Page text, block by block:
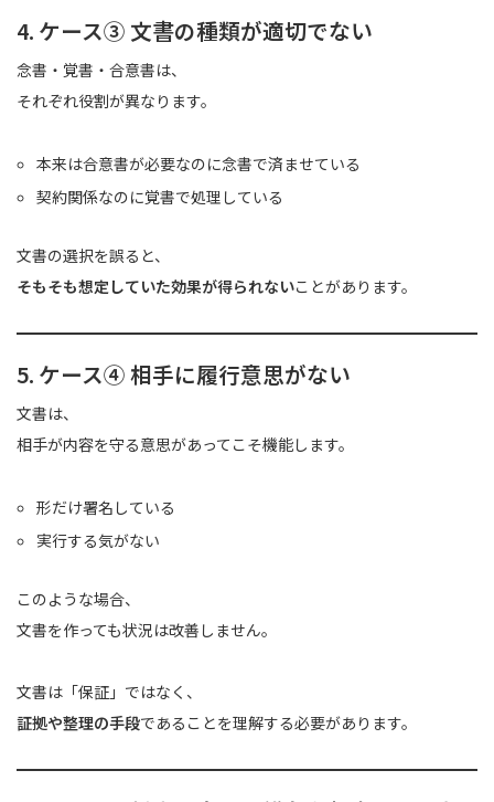
4. ケース③ 文書の種類が適切でない
念書・覚書・合意書は、
それぞれ役割が異なります。
本来は合意書が必要なのに念書で済ませている
契約関係なのに覚書で処理している
文書の選択を誤ると、
そもそも想定していた効果が得られないことがあります。
5. ケース④ 相手に履行意思がない
文書は、
相手が内容を守る意思があってこそ機能します。
形だけ署名している
実行する気がない
このような場合、
文書を作っても状況は改善しません。
文書は「保証」ではなく、
証拠や整理の手段であることを理解する必要があります。